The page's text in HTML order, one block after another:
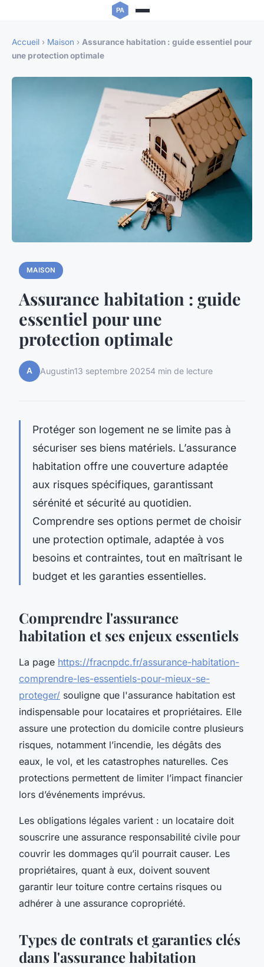
Accueil › Maison › Assurance habitation : guide essentiel pour
une protection optimale
MAISON
Assurance habitation : guide
essentiel pour une
protection optimale
A Augustin13 septembre 20254 min de lecture
Protéger son logement ne se limite pas à
sécuriser ses biens matériels. L’assurance
habitation offre une couverture adaptée
aux risques spécifiques, garantissant
sérénité et sécurité au quotidien.
Comprendre ses options permet de choisir
une protection optimale, adaptée à vos
besoins et contraintes, tout en maîtrisant le
budget et les garanties essentielles.
Comprendre l'assurance
habitation et ses enjeux essentiels
La page https://fracnpdc.fr/assurance-habitation-
comprendre-les-essentiels-pour-mieux-se-
proteger/ souligne que l'assurance habitation est
indispensable pour locataires et propriétaires. Elle
assure une protection du domicile contre plusieurs
risques, notamment l’incendie, les dégâts des
eaux, le vol, et les catastrophes naturelles. Ces
protections permettent de limiter l’impact financier
lors d’événements imprévus.
Les obligations légales varient : un locataire doit
souscrire une assurance responsabilité civile pour
couvrir les dommages qu’il pourrait causer. Les
propriétaires, quant à eux, doivent souvent
garantir leur toiture contre certains risques ou
adhérer à une assurance copropriété.
Types de contrats et garanties clés
dans l'assurance habitation